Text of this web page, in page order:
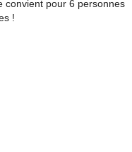
convient pour 6 personnes
!